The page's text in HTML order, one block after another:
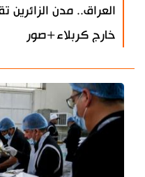
العراق.. مدن الزائرين
خارج كربلاء+صور